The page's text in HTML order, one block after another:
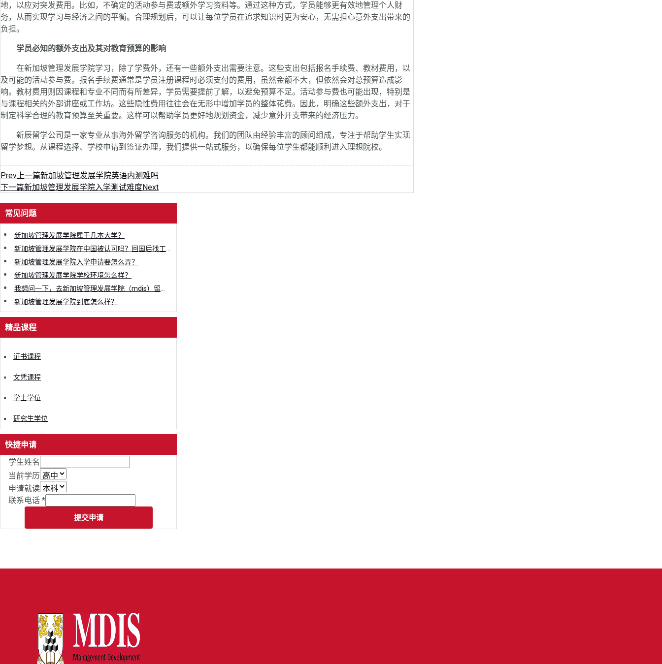
地，以应对突发费用。比如，不确定的活动参与费或额外学习资料等。通过这种方式，学员能够更有效地管理个人财
务，从而实现学习与经济之间的平衡。合理规划后，可以让每位学员在追求知识时更为安心，无需担心意外支出带来的
负担。
学员必知的额外支出及其对教育预算的影响
在新加坡管理发展学院学习，除了学费外，还有一些额外支出需要注意。这些支出包括报名手续费、教材费用，以
及可能的活动参与费。报名手续费通常是学员注册课程时必须支付的费用，虽然金额不大，但依然会对总预算造成影
响。教材费用则因课程和专业不同而有所差异，学员需要提前了解，以避免预算不足。活动参与费也可能出现，特别是
与课程相关的外部讲座或工作坊。这些隐性费用往往会在无形中增加学员的整体花费。因此，明确这些额外支出，对于
制定科学合理的教育预算至关重要。这样可以帮助学员更好地规划资金，减少意外开支带来的经济压力。
新辰留学公司是一家专业从事海外留学咨询服务的机构。我们的团队由经验丰富的顾问组成，专注于帮助学生实现
留学梦想。从课程选择、学校申请到签证办理，我们提供一站式服务，以确保每位学生都能顺利进入理想院校。
Prev上一篇新加坡管理发展学院英语内测难吗
下一篇新加坡管理发展学院入学测试难度Next
常见问题
新加坡管理发展学院属于几本大学？
新加坡管理发展学院入学申请要怎么弄？
新加坡管理发展学院学校环境怎么样？
新加坡管理发展学院到底怎么样？
精品课程
证书课程
文凭课程
学士学位
研究生学位
快捷申请
学生姓名
当前学历
申请就读
联系电话 *
提交申请